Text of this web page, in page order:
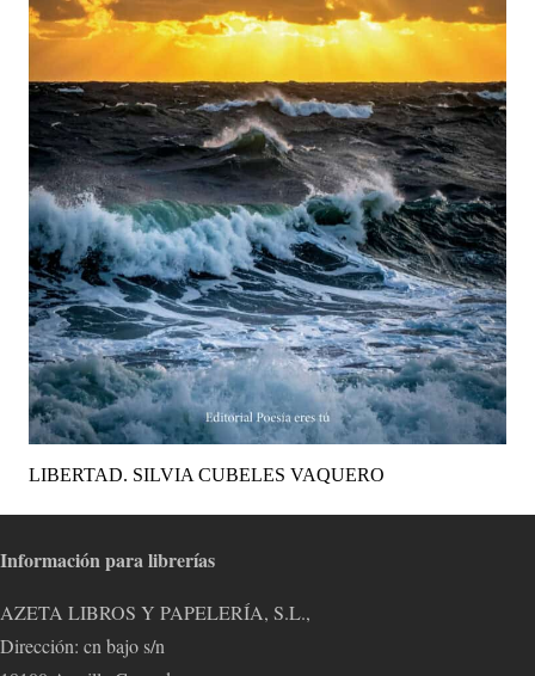
LIBERTAD. SILVIA CUBELES VAQUERO
Información para librerías
AZETA LIBROS Y PAPELERÍA, S.L.,
Dirección: cn bajo s/n